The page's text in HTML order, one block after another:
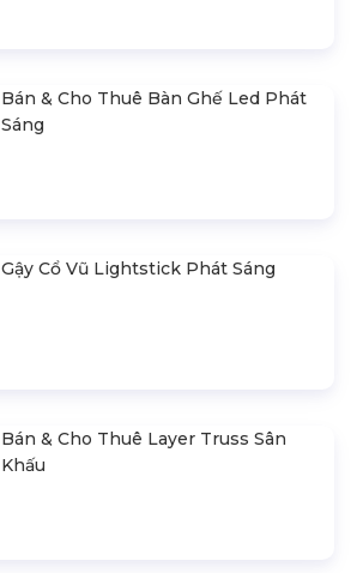
Bán & Cho Thuê Bàn Ghế Led Phát
Sáng
Gậy Cổ Vũ Lightstick Phát Sáng
Bán & Cho Thuê Layer Truss Sân
Khấu